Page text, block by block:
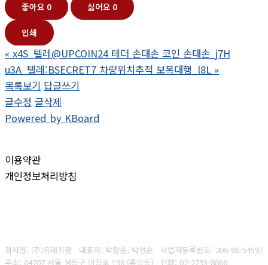
좋아요 0 싫어요 0
인쇄
« x4S_텔레@UPCOIN24 테더 손대손 코인 손대손_j7H
u3A_텔레:BSECRET7 차량위치추적 보복대행_l8L »
목록보기 답글쓰기
글수정 글삭제
Powered by KBoard
이용약관
개인정보처리방침
회사명: (주)유래회관 대표자: 박창순, 박성순 사업자등록번호: 206-86-54597
주소: 04707 서울 성동구 마장로 196 (홍익동) 전화: 02-2293-8866